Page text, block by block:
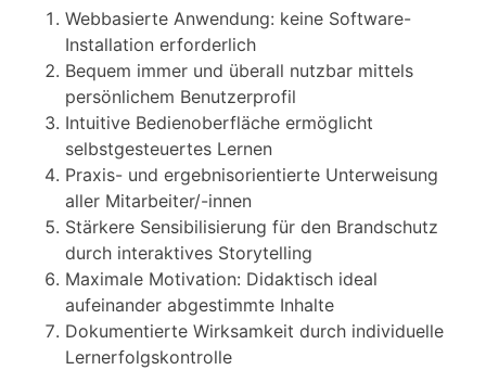
Webbasierte Anwendung: keine Software-
Installation erforderlich
Bequem immer und überall nutzbar mittels
persönlichem Benutzerprofil
Intuitive Bedienoberfläche ermöglicht
selbstgesteuertes Lernen
Praxis- und ergebnisorientierte Unterweisung
aller Mitarbeiter/-innen
Stärkere Sensibilisierung für den Brandschutz
durch interaktives Storytelling
Maximale Motivation: Didaktisch ideal
aufeinander abgestimmte Inhalte
Dokumentierte Wirksamkeit durch individuelle
Lernerfolgskontrolle